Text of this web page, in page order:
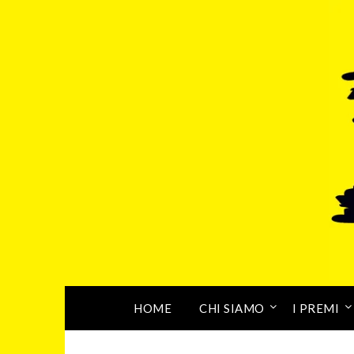
HOME CHI SIAMO I PREMI